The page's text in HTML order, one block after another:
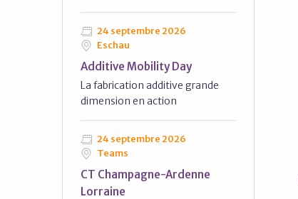
24 septembre 2026
Eschau
Additive Mobility Day
La fabrication additive grande
dimension en action
24 septembre 2026
Teams
CT Champagne-Ardenne
Lorraine